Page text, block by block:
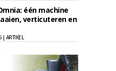
één machine
verticuteren en
| ARTIKEL